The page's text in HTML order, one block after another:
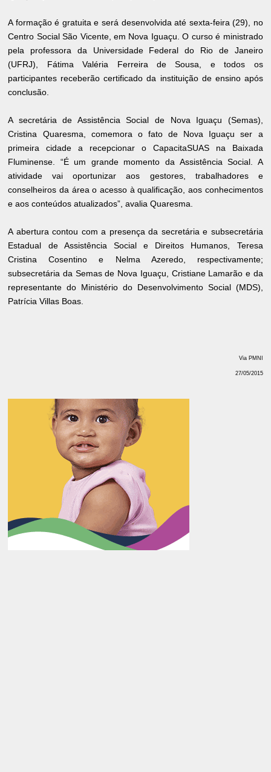
A formação é gratuita e será desenvolvida até sexta-feira (29), no
Centro Social São Vicente, em Nova Iguaçu. O curso é ministrado
pela professora da Universidade Federal do Rio de Janeiro
(UFRJ), Fátima Valéria Ferreira de Sousa, e todos os
participantes receberão certificado da instituição de ensino após
conclusão.
A secretária de Assistência Social de Nova Iguaçu (Semas),
Cristina Quaresma, comemora o fato de Nova Iguaçu ser a
primeira cidade a recepcionar o CapacitaSUAS na Baixada
Fluminense. “É um grande momento da Assistência Social. A
atividade vai oportunizar aos gestores, trabalhadores e
conselheiros da área o acesso à qualificação, aos conhecimentos
e aos conteúdos atualizados”, avalia Quaresma.
A abertura contou com a presença da secretária e subsecretária
Estadual de Assistência Social e Direitos Humanos, Teresa
Cristina Cosentino e Nelma Azeredo, respectivamente;
subsecretária da Semas de Nova Iguaçu, Cristiane Lamarão e da
representante do Ministério do Desenvolvimento Social (MDS),
Patrícia Villas Boas.
Via PMNI
27/05/2015